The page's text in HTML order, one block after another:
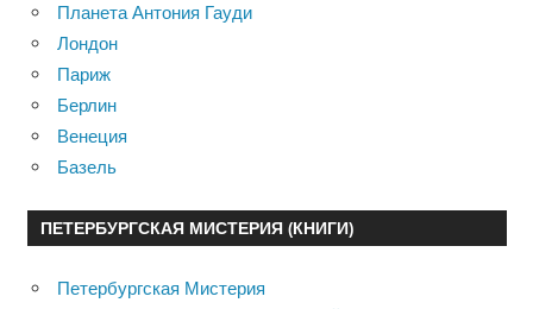
Планета Антония Гауди
Лондон
Париж
Берлин
Венеция
Базель
ПЕТЕРБУРГСКАЯ МИСТЕРИЯ (КНИГИ)
Петербургская Мистерия